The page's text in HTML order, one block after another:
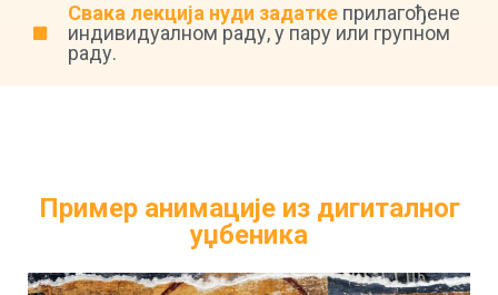
Свака лекција нуди задаткеприлагођене
индивидуалном раду, у пару или групном
раду.
Пример анимације из дигиталног
уџбеника